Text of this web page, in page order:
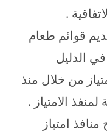
.
قوائم طعام
الدليل
من خلال منذ
لمنفذ الامتياز .
امتياز